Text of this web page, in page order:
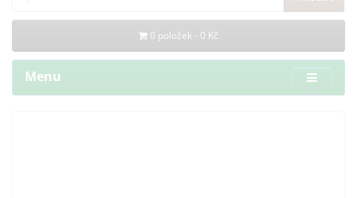
0 položek - 0 Kč
Menu